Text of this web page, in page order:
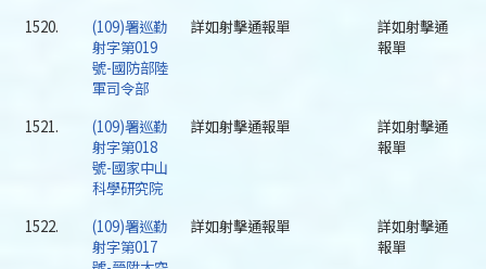
1520.
(109)署巡勤
射字第019
號-國防部陸
軍司令部
詳如射擊通報單
詳如射擊通
報單
1521.
(109)署巡勤
射字第018
號-國家中山
科學研究院
詳如射擊通報單
詳如射擊通
報單
1522.
(109)署巡勤
射字第017
詳如射擊通報單
詳如射擊通
報單